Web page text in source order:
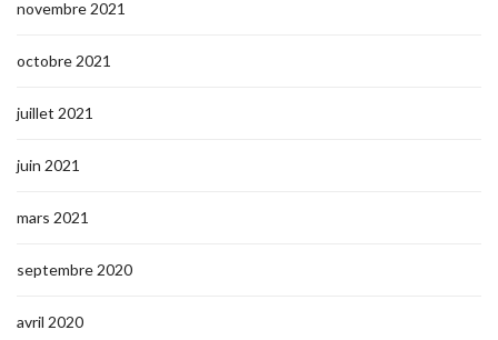
novembre 2021
octobre 2021
juillet 2021
juin 2021
mars 2021
septembre 2020
avril 2020